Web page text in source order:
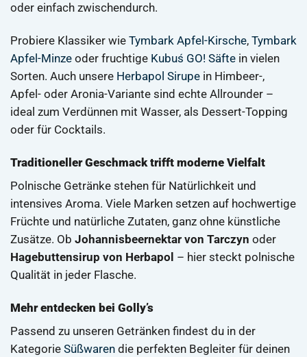
oder einfach zwischendurch.
Probiere Klassiker wie Tymbark Apfel-Kirsche, Tymbark
Apfel-Minze oder fruchtige Kubuś GO! Säfte in vielen
Sorten. Auch unsere Herbapol Sirupe in Himbeer-,
Apfel- oder Aronia-Variante sind echte Allrounder –
ideal zum Verdünnen mit Wasser, als Dessert-Topping
oder für Cocktails.
Traditioneller Geschmack trifft moderne Vielfalt
Polnische Getränke stehen für Natürlichkeit und
intensives Aroma. Viele Marken setzen auf hochwertige
Früchte und natürliche Zutaten, ganz ohne künstliche
Zusätze. Ob Johannisbeernektar von Tarczyn oder
Hagebuttensirup von Herbapol – hier steckt polnische
Qualität in jeder Flasche.
Mehr entdecken bei Golly’s
Passend zu unseren Getränken findest du in der
Kategorie Süßwaren die perfekten Begleiter für deinen